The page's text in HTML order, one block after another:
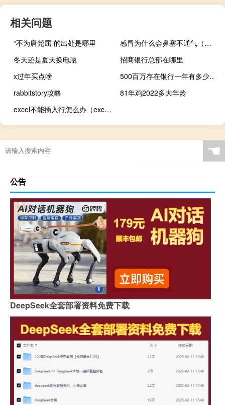
相关问题
“不为唐尧屈”的出处是哪里
感冒为什么会鼻塞不通气（感冒为什么会鼻塞）
冬天还是夏天换电瓶
招商银行总部在哪里
x过年买点啥
500百万存在银行一年有多少利息
rabbitstory攻略
81年鸡2022多大年龄
excel不能插入行怎么办（excel不能插入行）
☚
公告
DeepSeek全套部署资料免费下载